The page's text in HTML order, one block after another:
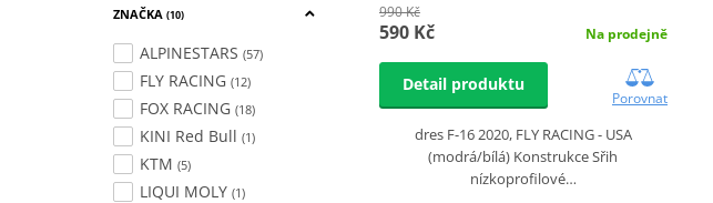
ZNAČKA (10)
ALPINESTARS (57)
FLY RACING (12)
FOX RACING (18)
KINI Red Bull (1)
KTM (5)
LIQUI MOLY (1)
990 Kč
590 Kč Na prodejně
Detail produktu
Porovnat
dres F-16 2020, FLY RACING - USA
(modrá/bílá) Konstrukce Sřih
nízkoprofilové…